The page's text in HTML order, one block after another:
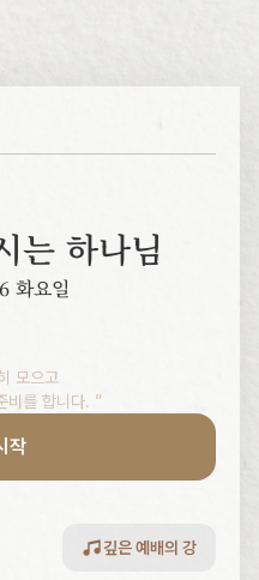
는 하나님
화요일
모으고
비를 합니다. ”
작
깊은 예배의 강